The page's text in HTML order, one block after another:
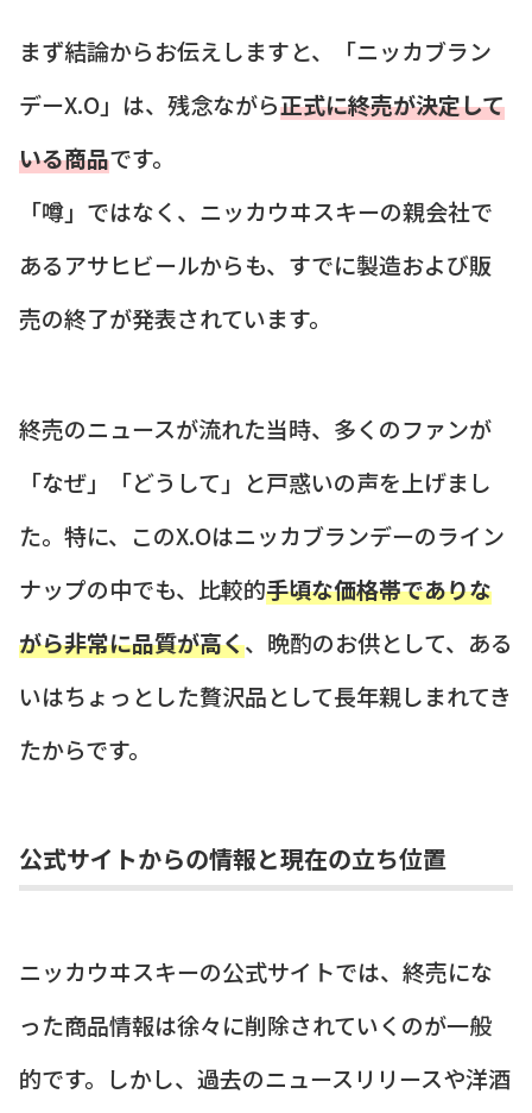
まず結論からお伝えしますと、「ニッカブラン
デーX.O」は、残念ながら正式に終売が決定して
いる商品です。
「噂」ではなく、ニッカウヰスキーの親会社で
あるアサヒビールからも、すでに製造および販
売の終了が発表されています。
終売のニュースが流れた当時、多くのファンが
「なぜ」「どうして」と戸惑いの声を上げまし
た。特に、このX.Oはニッカブランデーのライン
ナップの中でも、比較的手頃な価格帯でありな
がら非常に品質が高く、晩酌のお供として、ある
いはちょっとした贅沢品として長年親しまれてき
たからです。
公式サイトからの情報と現在の立ち位置
ニッカウヰスキーの公式サイトでは、終売にな
った商品情報は徐々に削除されていくのが一般
的です。しかし、過去のニュースリリースや洋酒